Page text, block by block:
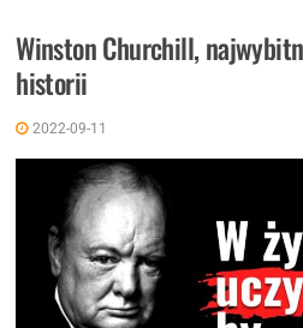
Winston Churchill,
historii
2022-09-11